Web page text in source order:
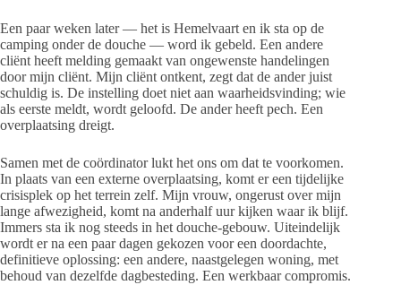
Een paar weken later — het is Hemelvaart en ik sta op de
camping onder de douche — word ik gebeld. Een andere
cliënt heeft melding gemaakt van ongewenste handelingen
door mijn cliënt. Mijn cliënt ontkent, zegt dat de ander juist
schuldig is. De instelling doet niet aan waarheidsvinding; wie
als eerste meldt, wordt geloofd. De ander heeft pech. Een
overplaatsing dreigt.
Samen met de coördinator lukt het ons om dat te voorkomen.
In plaats van een externe overplaatsing, komt er een tijdelijke
crisisplek op het terrein zelf. Mijn vrouw, ongerust over mijn
lange afwezigheid, komt na anderhalf uur kijken waar ik blijf.
Immers sta ik nog steeds in het douche-gebouw. Uiteindelijk
wordt er na een paar dagen gekozen voor een doordachte,
definitieve oplossing: een andere, naastgelegen woning, met
behoud van dezelfde dagbesteding. Een werkbaar compromis.